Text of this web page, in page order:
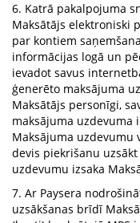
6. Katrā pakalpojuma
Maksātājs elektroniski
par kontiem
informācijas logā un
ievadot savus
ģenerēto maksājuma
Maksātājs personīgi,
maksājuma uzdevuma
Maksājuma uzdevumu
devis piekrišanu
uzdevumu izsaka
7. Ar Paysera
uzsākšanas brīdī